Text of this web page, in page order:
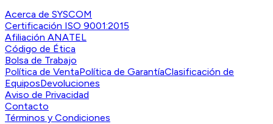
Acerca de SYSCOM
Certificación ISO 9001:2015
Afiliación ANATEL
Código de Ética
Bolsa de Trabajo
Política de VentaPolítica de GarantíaClasificación de
EquiposDevoluciones
Aviso de Privacidad
Contacto
Términos y Condiciones